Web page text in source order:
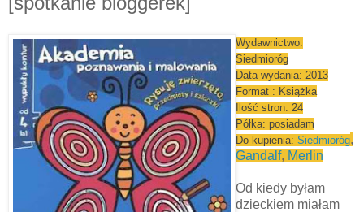
Wydawnictwo:
Siedmioróg
Data wydania: 2013
Format : Książka
Ilość stron: 24
Półka: posiadam
Do kupienia: Siedmioróg,
Gandalf, Merlin
Od kiedy byłam
dzieckiem miałam